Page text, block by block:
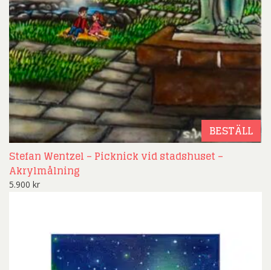
BESTÄLL
Stefan Wentzel – Picknick vid stadshuset –
Akrylmålning
5.900 kr